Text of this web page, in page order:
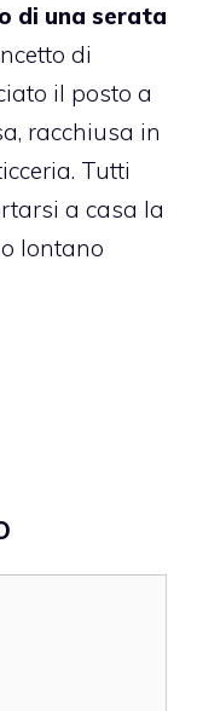
di una serata
di
il posto a
racchiusa in
Tutti
a casa la
lontano